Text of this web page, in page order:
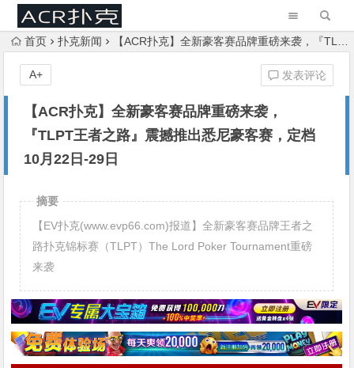
首页 扑克新闻 【ACR扑克】全新豪客赛品牌重磅来袭，『TLPT王者之路』震撼推出悉尼豪客赛，定档10月22日-29日
【ACR扑克】全新豪客赛品牌重磅来袭，
『TLPT王者之路』震撼推出悉尼豪客赛，定档
10月22日-29日
发表评论
A+
摘要
【EV扑克(www.evp66.com)报道】全新豪客赛品牌王者之
路扑克锦标赛（TLPT）The Lord Poker Tournament重磅
来袭